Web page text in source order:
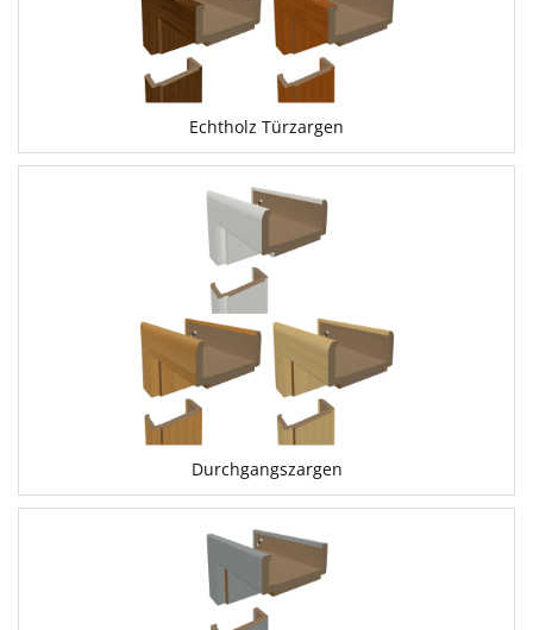
Echtholz Türzargen
Durchgangszargen